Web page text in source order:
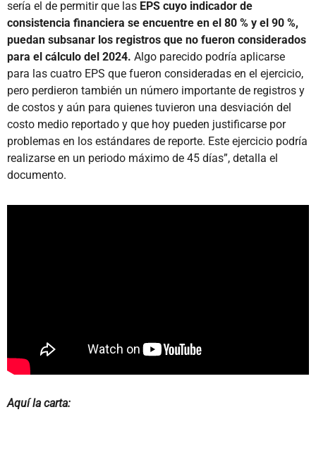
sería el de permitir que las EPS cuyo indicador de
consistencia financiera se encuentre en el 80 % y el 90 %,
puedan subsanar los registros que no fueron considerados
para el cálculo del 2024. Algo parecido podría aplicarse
para las cuatro EPS que fueron consideradas en el ejercicio,
pero perdieron también un número importante de registros y
de costos y aún para quienes tuvieron una desviación del
costo medio reportado y que hoy pueden justificarse por
problemas en los estándares de reporte. Este ejercicio podría
realizarse en un periodo máximo de 45 días”, detalla el
documento.
Aquí la carta: